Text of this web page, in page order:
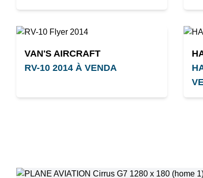
VAN'S AIRCRAFT
RV-10 2014 À VENDA